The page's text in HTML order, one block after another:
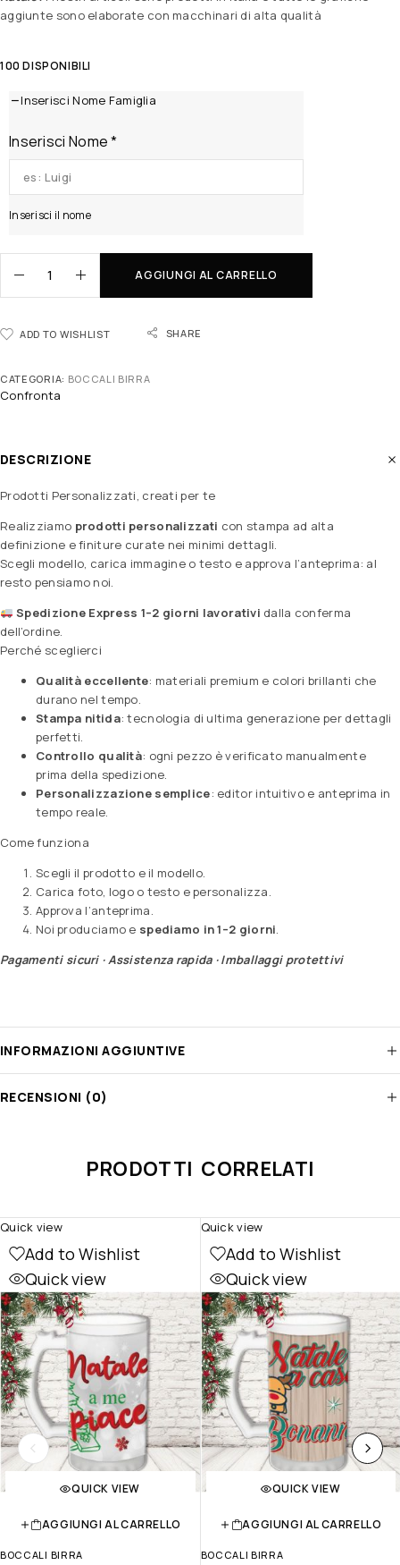
aggiunte sono elaborate con macchinari di alta qualità
100 DISPONIBILI
Inserisci Nome Famiglia
Inserisci Nome*
Inserisci il nome
AGGIUNGI AL CARRELLO
ADD TO WISHLIST SHARE
CATEGORIA: BOCCALI BIRRA
Confronta
DESCRIZIONE
Prodotti Personalizzati, creati per te
Realizziamo prodotti personalizzati con stampa ad alta
definizione e finiture curate nei minimi dettagli.
Scegli modello, carica immagine o testo e approva l’anteprima: al
resto pensiamo noi.
Spedizione Express 1–2 giorni lavorativi dalla conferma
dell’ordine.
Perché sceglierci
Qualità eccellente: materiali premium e colori brillanti che
durano nel tempo.
Stampa nitida: tecnologia di ultima generazione per dettagli
perfetti.
Controllo qualità: ogni pezzo è verificato manualmente
prima della spedizione.
Personalizzazione semplice: editor intuitivo e anteprima in
tempo reale.
Come funziona
Scegli il prodotto e il modello.
Carica foto, logo o testo e personalizza.
Approva l’anteprima.
Noi produciamo e spediamo in 1–2 giorni.
Pagamenti sicuri · Assistenza rapida · Imballaggi protettivi
INFORMAZIONI AGGIUNTIVE
RECENSIONI (0)
PRODOTTI CORRELATI
Add to Wishlist
Quick view
QUICK VIEW
AGGIUNGI AL CARRELLO
BOCCALI BIRRA
Quick view
Add to Wishlist
Quick view
QUICK VIEW
AGGIUNGI AL CARRELLO
BOCCALI BIRRA
Quick view